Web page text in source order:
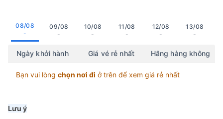
08/08
-
09/08
-
10/08
-
11/08
-
12/08
-
13/08
-
Ngày khởi hành Giá vé rẻ nhất Hãng hàng không
Bạn vui lòng chọn nơi đi ở trên để xem giá rẻ nhất
Lưu ý